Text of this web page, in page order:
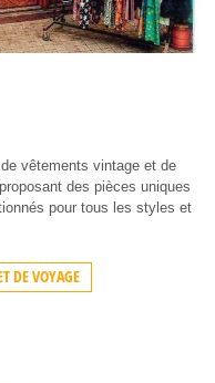
vêtements vintage et de
des pièces uniques
pour tous les styles et
DE VOYAGE